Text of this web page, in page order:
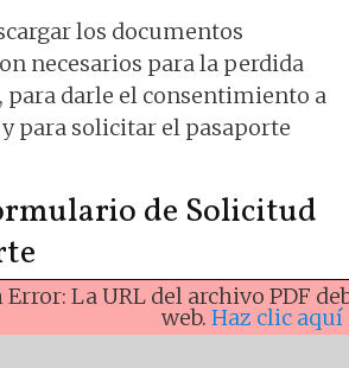
los documentos
necesarios para la perdida
para darle el consentimiento a
para solicitar el pasaporte
de Solicitud
Error: La URL del archivo PDF
web. Haz clic